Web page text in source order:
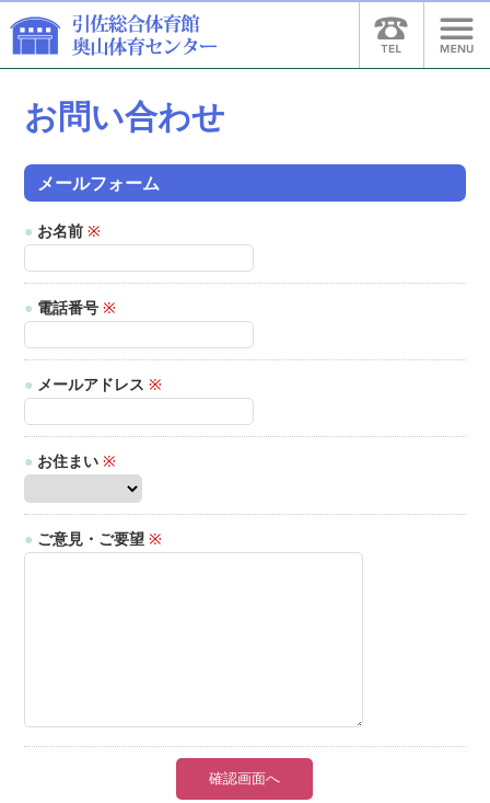
お問い合わせ
メールフォーム
● お名前 ※
● 電話番号 ※
● メールアドレス ※
● お住まい ※
● ご意見・ご要望 ※
確認画面へ